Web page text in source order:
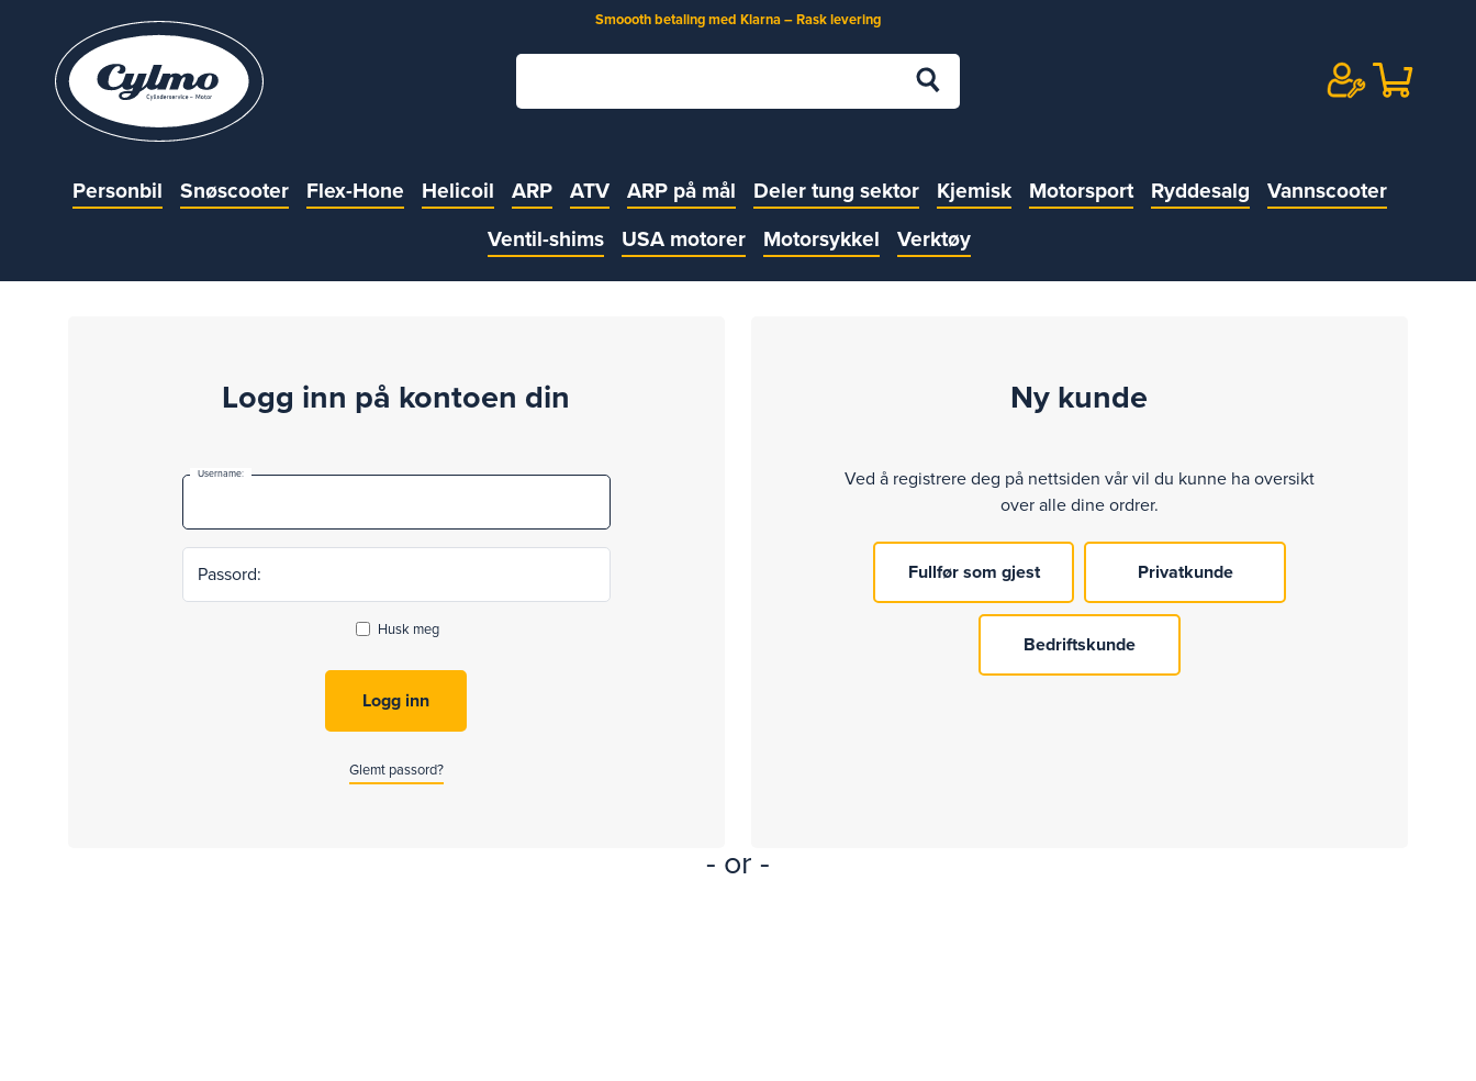
Smoooth betaling med Klarna – Rask levering
Personbil Snøscooter Flex-Hone Helicoil ARP ATV ARP på mål Deler tung sektor Kjemisk Motorsport Ryddesalg
Vannscooter
Ventil-shims
USA motorer Motorsykkel Verktøy
Logg inn på kontoen din
Username:
Passord:
Husk meg
Glemt passord?
Ny kunde
Ved å registrere deg på nettsiden vår vil du kunne ha oversikt
over alle dine ordrer.
- or -